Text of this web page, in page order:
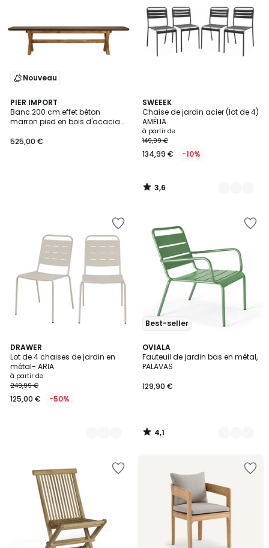
Nouveau
PIER IMPORT
Banc 200 cm effet béton
marron pied en bois d'acacia
525,00 €
SWEEEK
Chaise de jardin acier (lot de 4)
AMÉLIA
à partir de
149,99 €
134,99 € -10%
3,6
/ 5
11
Couleurs
3,6
/
DRAWER
Lot de 4 chaises de jardin en
métal- ARIA
à partir de
249,99 €
125,00 € -50%
4
Couleurs
Best-seller
OVIALA
Fauteuil de jardin bas en métal,
PALAVAS
129,90 €
4,1
/ 5
7
Couleurs
4,1
/